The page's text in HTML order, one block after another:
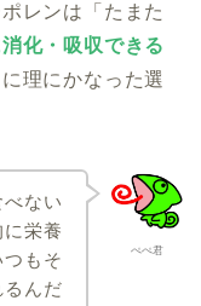
レンは「たまた
化・吸収できる
理にかなった選
ぺぺ君
ない
栄養
もそ
るんだ